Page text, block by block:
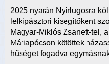
2025 nyarán Nyírlugosra
lelkipásztori kisegítőként
Magyar-Miklós Zsanett-tel,
Máriapócson kötöttek
hűséget fogadva